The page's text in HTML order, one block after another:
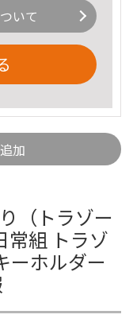
いて
加
（トラゾー
組 トラゾ
ーホルダー